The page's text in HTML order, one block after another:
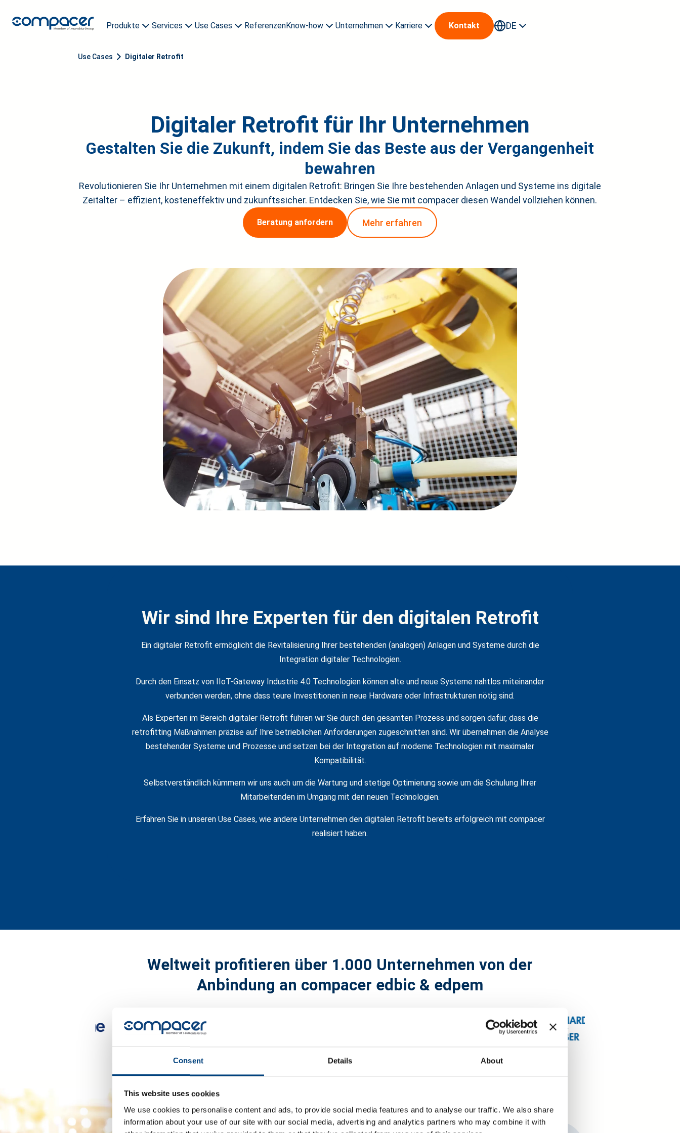
Consent Details About
This website uses cookies
We use cookies to personalise content and ads, to provide social media features and to analyse our traffic. We also share
information about your use of our site with our social media, advertising and analytics partners who may combine it with
Produkte Services Use Cases ReferenzenKnow-how Unternehmen Karriere Kontakt DE
Use Cases Digitaler Retrofit
Digitaler Retrofit für Ihr Unternehmen
Gestalten Sie die Zukunft, indem Sie das Beste aus der Vergangenheit
bewahren
Revolutionieren Sie Ihr Unternehmen mit einem digitalen Retrofit: Bringen Sie Ihre bestehenden Anlagen und Systeme ins digitale
Zeitalter – effizient, kosteneffektiv und zukunftssicher. Entdecken Sie, wie Sie mit compacer diesen Wandel vollziehen können.
Beratung anfordern Mehr erfahren
Wir sind Ihre Experten für den digitalen Retrofit
Ein digitaler Retrofit ermöglicht die Revitalisierung Ihrer bestehenden (analogen) Anlagen und Systeme durch die
Integration digitaler Technologien.
Durch den Einsatz von IIoT-Gateway Industrie 4.0 Technologien können alte und neue Systeme nahtlos miteinander
verbunden werden, ohne dass teure Investitionen in neue Hardware oder Infrastrukturen nötig sind.
Als Experten im Bereich digitaler Retrofit führen wir Sie durch den gesamten Prozess und sorgen dafür, dass die
retrofitting Maßnahmen präzise auf Ihre betrieblichen Anforderungen zugeschnitten sind. Wir übernehmen die Analyse
bestehender Systeme und Prozesse und setzen bei der Integration auf moderne Technologien mit maximaler
Kompatibilität.
Selbstverständlich kümmern wir uns auch um die Wartung und stetige Optimierung sowie um die Schulung Ihrer
Mitarbeitenden im Umgang mit den neuen Technologien.
Erfahren Sie in unseren Use Cases, wie andere Unternehmen den digitalen Retrofit bereits erfolgreich mit compacer
realisiert haben.
Weltweit profitieren über 1.000 Unternehmen von der
Anbindung an compacer edbic & edpem